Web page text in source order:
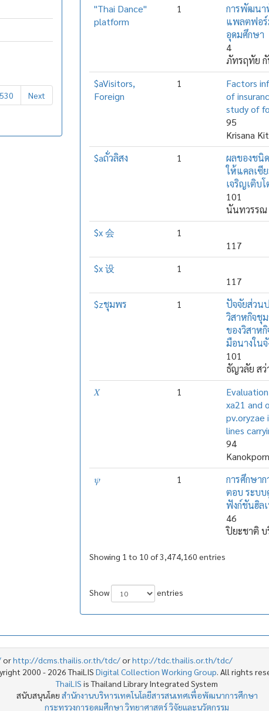
Next
"Thai Dance"
platform
1
การพัฒนา
แพลตฟอร์
อุดมศึกษา
4
ภัทรฤทัย
$aVisitors,
Foreign
1
Factors
of
study of
95
Krisana
$aถั่วลิสง 1
ผลของชนิ
ให้แคลเซี
เจริญเติบ
101
นันทวรร
$x 会
1
117
$x 设
1
117
$zชุมพร
1
ปัจจัยส่วน
วิสาหกิจชุ
ของวิสาห
มือนางใน
101
ธัญวลัย สว่
𝑋 1
xa21 and
pv.oryzae
lines
94
𝜓 1
การศึกษา
ตอบ ระบ
ฟังก์ชันฮิล
46
ปิยะชาติ
Showing 1 to 10 of 3,474,160 entries
Show
entries
orhttp://dcms.thailis.or.th/tdc/orhttp://tdc.thailis.or.th/tdc/
2000 - 2026 ThaiLIS Digital Collection Working Group. All rights
ThaiLIS is Thailand Library Integrated System
สนับสนุนโดย สำนักงานบริหารเทคโนโลยีสารสนเทศเพื่อพัฒนาการศึกษา
กระทรวงการอุดมศึกษา วิทยาศาสตร์ วิจัยและนวัตกรรม